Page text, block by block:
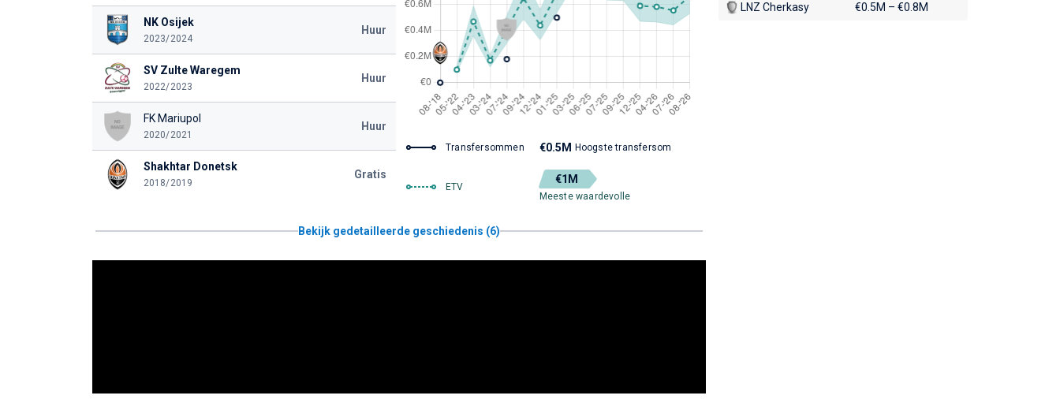
NK Osijek
2023/2024
Huur
SV Zulte Waregem
2022/2023
Huur
FK Mariupol
2020/2021
Huur
Shakhtar Donetsk
2018/2019
Gratis
Transfersommen €0.5M Hoogste transfersom
ETV
€1M
Meeste waardevolle
Bekijk gedetailleerde geschiedenis (6)
LNZ Cherkasy
€0.5M – €0.8M